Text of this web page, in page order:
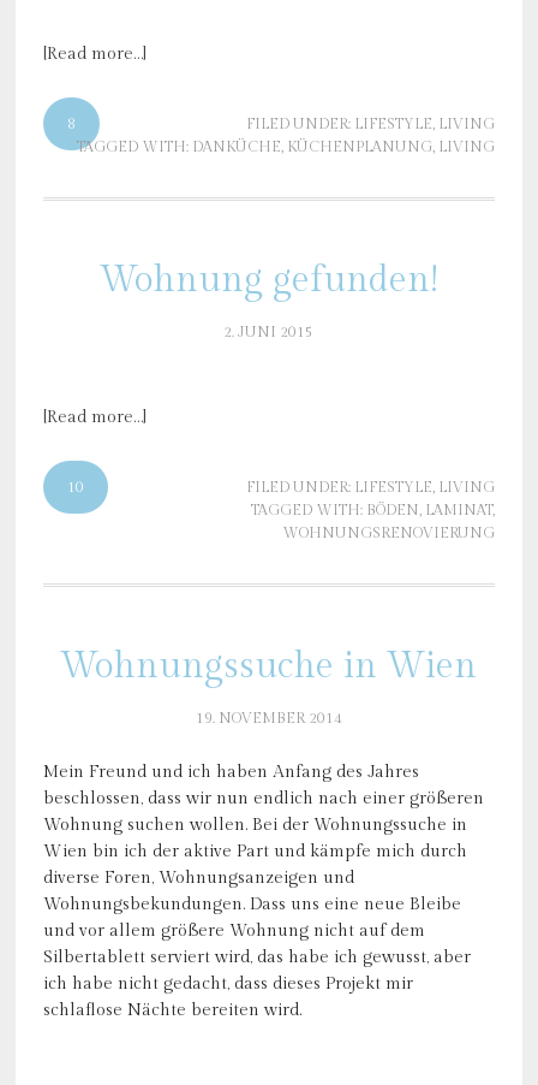
[Read more…]
8 FILED UNDER: LIFESTYLE, LIVING
TAGGED WITH: DANKÜCHE, KÜCHENPLANUNG, LIVING
Wohnung gefunden!
2. JUNI 2015
[Read more…]
10 FILED UNDER: LIFESTYLE, LIVING
TAGGED WITH: BÖDEN, LAMINAT,
WOHNUNGSRENOVIERUNG
Wohnungssuche in Wien
19. NOVEMBER 2014
Mein Freund und ich haben Anfang des Jahres
beschlossen, dass wir nun endlich nach einer größeren
Wohnung suchen wollen. Bei der Wohnungssuche in
Wien bin ich der aktive Part und kämpfe mich durch
diverse Foren, Wohnungsanzeigen und
Wohnungsbekundungen. Dass uns eine neue Bleibe
und vor allem größere Wohnung nicht auf dem
Silbertablett serviert wird, das habe ich gewusst, aber
ich habe nicht gedacht, dass dieses Projekt mir
schlaflose Nächte bereiten wird.